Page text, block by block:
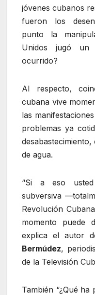
jóvenes cubanos
fueron los
punto la
Unidos jugó
ocurrido?
Al respecto,
cubana vive
las
problemas ya
de agua.
“Si a eso
subversiva
Revolución
momento puede
explica el autor
Bermúdez,
de la Televisión
También “¿Qué